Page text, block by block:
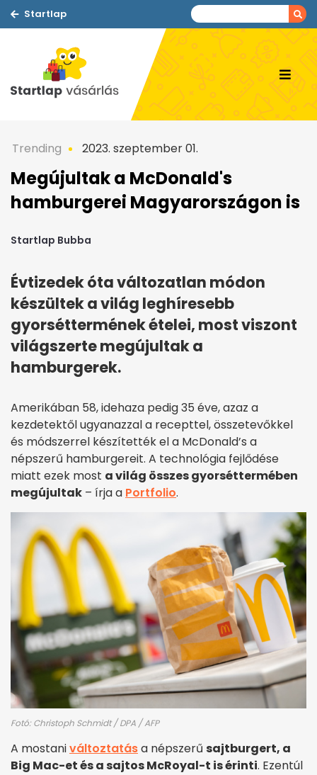
Startlap
Trending 2023. szeptember 01.
Megújultak a McDonald's
hamburgerei Magyarországon is
Startlap Bubba
Évtizedek óta változatlan módon
készültek a világ leghíresebb
gyorséttermének ételei, most viszont
világszerte megújultak a
hamburgerek.
Amerikában 58, idehaza pedig 35 éve, azaz a
kezdetektől ugyanazzal a recepttel, összetevőkkel
és módszerrel készítették el a McDonald’s a
népszerű hamburgereit. A technológia fejlődése
miatt ezek most a világ összes gyorséttermében
megújultak – írja a Portfolio.
Fotó: Christoph Schmidt / DPA / AFP
A mostaniváltoztatása népszerű sajtburgert, a
Big Mac-et és a sajtos McRoyal-t is érinti. Ezentúl